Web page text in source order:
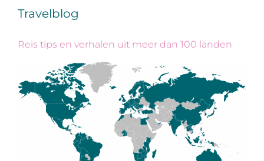
Travelblog
Reis tips en verhalen uit meer dan 100 landen